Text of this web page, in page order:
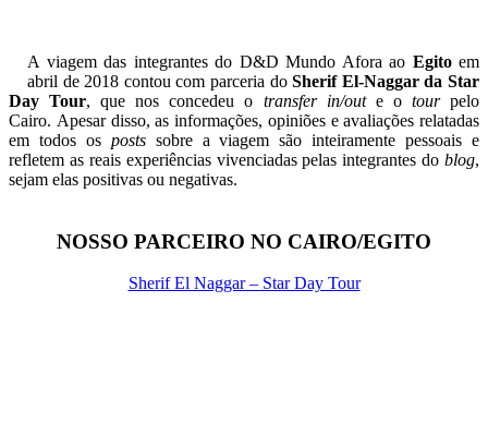
A viagem das integrantes do D&D Mundo Afora ao Egito em
abril de 2018 contou com parceria doSherif El-Naggar da Star
Day Tour, que nos concedeu o transfer in/out e o tourpelo
Cairo. Apesar disso, as informações, opiniões e avaliações relatadas
em todos os posts sobre a viagem são inteiramente pessoais e
refletem as reais experiências vivenciadas pelas integrantes do blog,
sejam elas positivas ou negativas.
NOSSO PARCEIRO NO CAIRO/EGITO
Sherif El Naggar – Star Day Tour